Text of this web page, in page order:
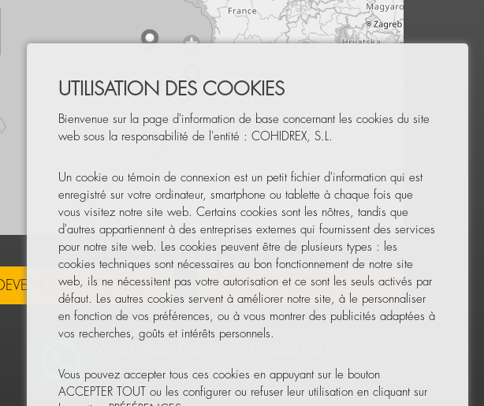
Leaflet|© OpenStreetMap
DEVENEZ DISTRIBUTEUR NEWSLETTER
UTILISATION DES COOKIES
Bienvenue sur la page d'information de base concernant les cookies du site
web sous la responsabilité de l'entité : COHIDREX, S.L.
Un cookie ou témoin de connexion est un petit fichier d'information qui est
enregistré sur votre ordinateur, smartphone ou tablette à chaque fois que
vous visitez notre site web. Certains cookies sont les nôtres, tandis que
d'autres appartiennent à des entreprises externes qui fournissent des services
pour notre site web. Les cookies peuvent être de plusieurs types : les
cookies techniques sont nécessaires au bon fonctionnement de notre site
web, ils ne nécessitent pas votre autorisation et ce sont les seuls activés par
défaut. Les autres cookies servent à améliorer notre site, à le personnaliser
en fonction de vos préférences, ou à vous montrer des publicités adaptées à
vos recherches, goûts et intérêts personnels.
Vous pouvez accepter tous ces cookies en appuyant sur le bouton
ACCEPTER TOUT ou les configurer ou refuser leur utilisation en cliquant sur